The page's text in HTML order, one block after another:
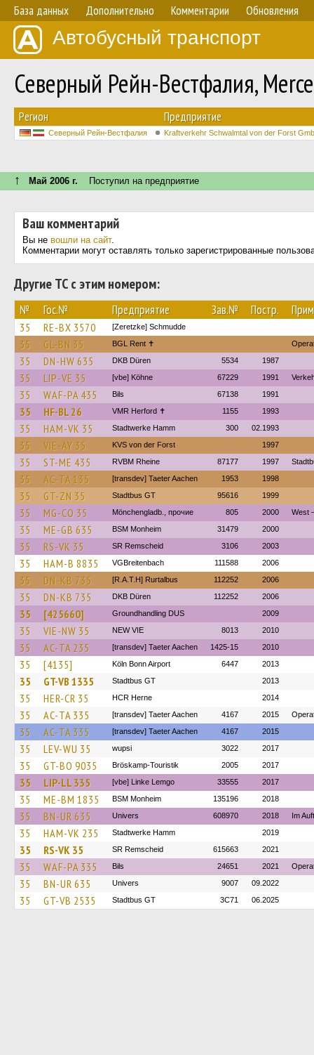
База данных Дополнительно Комментарии Обновления
Автобусный транспорт
Северный Рейн-Вестфалия,
Регион Предприятие
Северный Рейн-Вестфалия Kraftverkehr Schwalmtal von der Forst
↑ Май 2006 г. Поступил на предприятие
Ваш комментарий
Вы не вошли на сайт.
Комментарии могут оставлять только зарегистрированные
Другие ТС с этим номером:
№ Гос.№ Предприятие Зав.№ Постр.
35 RE-BX 3570 [Zeretzke] Schmudde
35 GL-BN 35 BGL Rent ✝︎
35 DN-HW 635 DKB Düren 5534 1987
35 LIP-VE 35 [vbe] Köhne 67229 1991
35 WAF-PA 435 Bils 67138 1991
35 HF-BL 26 VMR Herford ✝ 1155 1993
35 HAM-VK 35 Stadtwerke Hamm 300 02.1993
35 VIE-AY 35 KVS von der Forst 1997
35 ST-ME 435 RVBM Rheine 87177 1997
35 AC-TA 135 [transdev] Taeter Aachen 1953 1998
35 GT-ZN 35 Stadtbus GT 95616 1999
35 MG-CO 35 Mönchengladb., прочие 805 2000 West
35 ME-GB 635 BSM Monheim 31479 2000
35 RS-VK 35 SR Remscheid 3106 2003
35 HAM-B 8835 VGBreitenbach 111588 2006
35 DN-KB 735 [R.A.T.H] Rurtalbus 112252 2006
35 DN-KB 735 DKB Düren 112252 2006
35 [425660] Groundhandling DUS 2009
35 VIE-NW 35 NEW VIE 8013 2010
35 AC-TA 235 [transdev] Taeter Aachen 1425-15 2010
35 [4135] Köln Bonn Airport 6447 2013
35 GT-VB 1335 Stadtbus GT 2013
35 HER-CR 35 HCR Herne 2014
35 AC-TA 335 [transdev] Taeter Aachen 4167 2015
35 AC-TA 335 [transdev] Taeter Aachen 4167 2015
35 LEV-WU 35 wupsi 3022 2017
35 GT-BO 9035 Bröskamp-Touristik 2005 2017
35 LIP-LL 335 [vbe] Linke Lemgo 33555 2017
35 ME-BM 1835 BSM Monheim 135196 2018
35 BN-UR 635 Univers 608970 2018 Im
35 HAM-VK 235 Stadtwerke Hamm 2019
35 RS-VK 35 SR Remscheid 615663 2021
35 WAF-PA 335 Bils 24651 2021
35 BN-UR 635 Univers 9007 09.2022
35 GT-VB 2535 Stadtbus GT 3C71 06.2025